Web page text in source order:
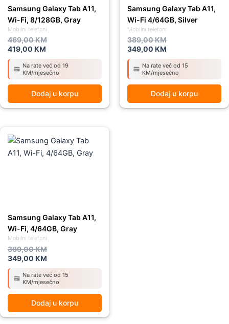
Mobilni telefoni
Samsung Galaxy Tab A11,
Wi-Fi, 8/128GB, Gray
469,00KM
419,00 KM
Na rate već od 19
KM/mjesečno
Dodaj u korpu
Mobilni telefoni
Samsung Galaxy Tab A11,
Wi-Fi 4/64GB, Silver
389,00KM
349,00 KM
Na rate već od 15
KM/mjesečno
Dodaj u korpu
Mobilni telefoni
Samsung Galaxy Tab A11,
Wi-Fi, 4/64GB, Gray
389,00KM
price
was:
389,00 KM.
349,00 KM
price
is:
349,00 KM.
Na rate već od 15
KM/mjesečno
Dodaj u korpu